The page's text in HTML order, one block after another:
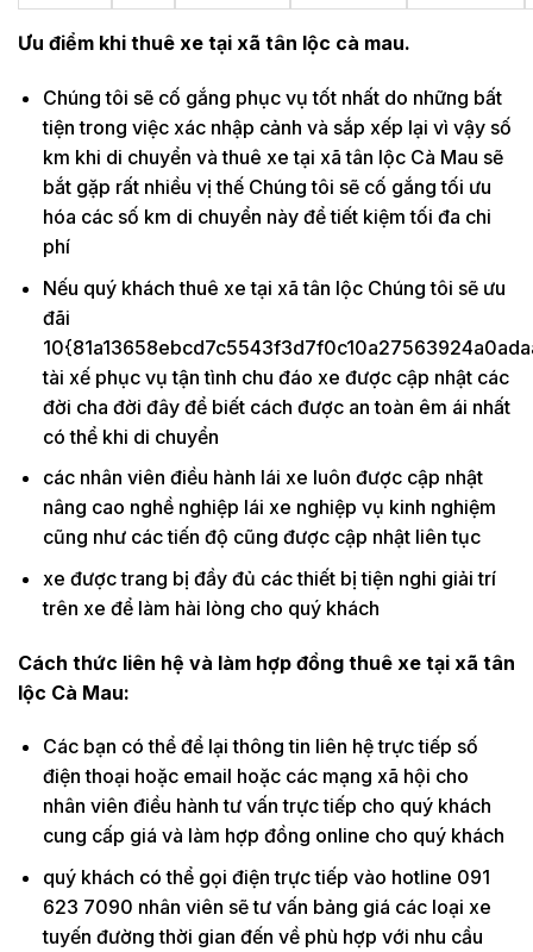
Ưu điểm khi thuê xe tại xã tân lộc cà mau.
Chúng tôi sẽ cố gắng phục vụ tốt nhất do những bất
tiện trong việc xác nhập cảnh và sắp xếp lại vì vậy số
km khi di chuyển và thuê xe tại xã tân lộc Cà Mau sẽ
bắt gặp rất nhiều vị thế Chúng tôi sẽ cố gắng tối ưu
hóa các số km di chuyển này để tiết kiệm tối đa chi
phí
Nếu quý khách thuê xe tại xã tân lộc Chúng tôi sẽ ưu
đãi
tài xế phục vụ tận tình chu đáo xe được cập nhật các
đời cha đời đây để biết cách được an toàn êm ái nhất
có thể khi di chuyển
các nhân viên điều hành lái xe luôn được cập nhật
nâng cao nghề nghiệp lái xe nghiệp vụ kinh nghiệm
cũng như các tiến độ cũng được cập nhật liên tục
xe được trang bị đầy đủ các thiết bị tiện nghi giải trí
trên xe để làm hài lòng cho quý khách
Cách thức liên hệ và làm hợp đồng thuê xe tại xã tân
lộc Cà Mau:
Các bạn có thể để lại thông tin liên hệ trực tiếp số
điện thoại hoặc email hoặc các mạng xã hội cho
nhân viên điều hành tư vấn trực tiếp cho quý khách
cung cấp giá và làm hợp đồng online cho quý khách
quý khách có thể gọi điện trực tiếp vào hotline 091
623 7090 nhân viên sẽ tư vấn bảng giá các loại xe
tuyến đường thời gian đến về phù hợp với nhu cầu